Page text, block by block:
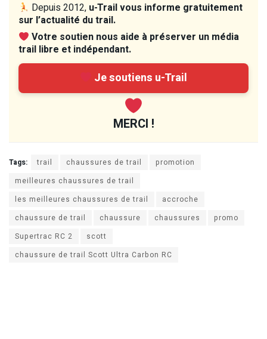
Depuis 2012, u-Trail vous informe gratuitement
sur l’actualité du trail.
Votre soutien nous aide à préserver un média
trail libre et indépendant.
Je soutiens u-Trail
MERCI !
Tags: trail chaussures de trail
promotion
meilleures chaussures de trail
les meilleures chaussures de trail
accroche
chaussure de trail
chaussure chaussures
promo
Supertrac RC 2
scott
chaussure de trail Scott Ultra Carbon RC